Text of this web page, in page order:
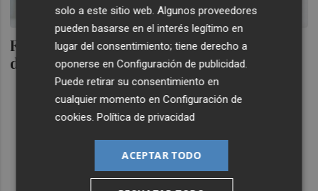
Francisco Soler, nuevo socio responsable
de Garrigues en Murcia y Valencia
solo a este sitio web. Algunos proveedores
pueden basarse en el interés legítimo en
lugar del consentimiento; tiene derecho a
oponerse enConfiguración de publicidad
Puede retirar su consentimiento en
cualquier momento enConfiguración de
cookies .Política de privacidad
ACEPTAR TODO